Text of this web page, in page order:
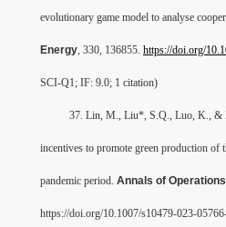
evolutionary game model to analyse
Energy , 330, 136855. https://doi.org/
SCI-Q1; IF: 9.0; 1 citation)
37. Lin, M., Liu*, S.Q., Luo, K., &
incentives to promote green production of
pandemic period. Annals of
https://doi.org/10.1007/s10479-023-